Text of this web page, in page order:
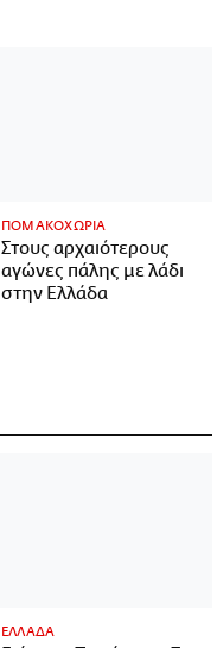
ΠΟΜΑΚΟΧΩΡΙΑ
Στους αρχαιότερους
αγώνες πάλης με λάδι
στην Ελλάδα
ΕΛΛΑΔΑ